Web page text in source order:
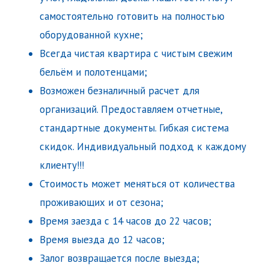
самостоятельно готовить на полностью
оборудованной кухне;
Всегда чистая квартира с чистым свежим
бельём и полотенцами;
Возможен безналичный расчет для
организаций. Предоставляем отчетные,
стандартные документы. Гибкая система
скидок. Индивидуальный подход к каждому
клиенту!!!
Стоимость может меняться от количества
проживающих и от сезона;
Время заезда с 14 часов до 22 часов;
Время выезда до 12 часов;
Залог возвращается после выезда;